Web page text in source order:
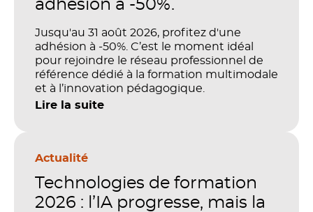
adhésion à -50%.
Jusqu'au 31 août 2026, profitez d'une
adhésion à -50%. C’est le moment idéal
pour rejoindre le réseau professionnel de
référence dédié à la formation multimodale
et à l’innovation pédagogique.
Lire la suite
Actualité
Technologies de formation
2026 : l’IA progresse, mais la